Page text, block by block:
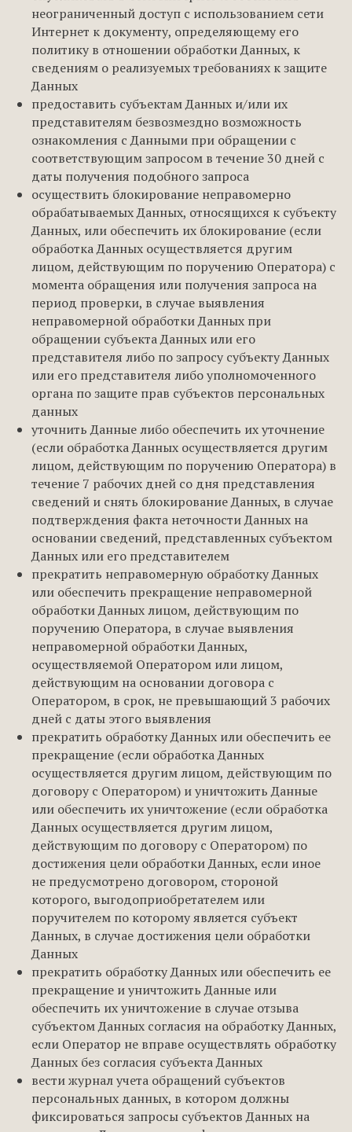
неограниченный доступ с использованием сети
Интернет к документу, определяющему его
политику в отношении обработки Данных, к
сведениям о реализуемых требованиях к защите
Данных
предоставить субъектам Данных и/или их
представителям безвозмездно возможность
ознакомления с Данными при обращении с
соответствующим запросом в течение 30 дней с
даты получения подобного запроса
осуществить блокирование неправомерно
обрабатываемых Данных, относящихся к субъекту
Данных, или обеспечить их блокирование (если
обработка Данных осуществляется другим
лицом, действующим по поручению Оператора) с
момента обращения или получения запроса на
период проверки, в случае выявления
неправомерной обработки Данных при
обращении субъекта Данных или его
представителя либо по запросу субъекту Данных
или его представителя либо уполномоченного
органа по защите прав субъектов персональных
данных
уточнить Данные либо обеспечить их уточнение
(если обработка Данных осуществляется другим
лицом, действующим по поручению Оператора) в
течение 7 рабочих дней со дня представления
сведений и снять блокирование Данных, в случае
подтверждения факта неточности Данных на
основании сведений, представленных субъектом
Данных или его представителем
прекратить неправомерную обработку Данных
или обеспечить прекращение неправомерной
обработки Данных лицом, действующим по
поручению Оператора, в случае выявления
неправомерной обработки Данных,
осуществляемой Оператором или лицом,
действующим на основании договора с
Оператором, в срок, не превышающий 3 рабочих
дней с даты этого выявления
прекратить обработку Данных или обеспечить ее
прекращение (если обработка Данных
осуществляется другим лицом, действующим по
договору с Оператором) и уничтожить Данные
или обеспечить их уничтожение (если обработка
Данных осуществляется другим лицом,
действующим по договору с Оператором) по
достижения цели обработки Данных, если иное
не предусмотрено договором, стороной
которого, выгодоприобретателем или
поручителем по которому является субъект
Данных, в случае достижения цели обработки
Данных
прекратить обработку Данных или обеспечить ее
прекращение и уничтожить Данные или
обеспечить их уничтожение в случае отзыва
субъектом Данных согласия на обработку Данных,
если Оператор не вправе осуществлять обработку
Данных без согласия субъекта Данных
вести журнал учета обращений субъектов
персональных данных, в котором должны
фиксироваться запросы субъектов Данных на